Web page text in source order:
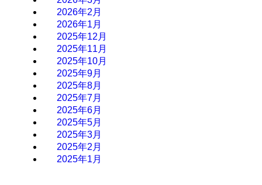
2026年2月
2026年1月
2025年12月
2025年11月
2025年10月
2025年9月
2025年8月
2025年7月
2025年6月
2025年5月
2025年3月
2025年2月
2025年1月